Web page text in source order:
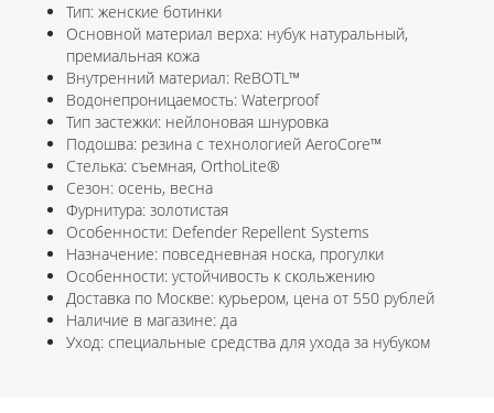
Тип: женские ботинки
Основной материал верха: нубук натуральный,
премиальная кожа
Внутренний материал: ReBOTL™
Водонепроницаемость: Waterproof
Тип застежки: нейлоновая шнуровка
Подошва: резина с технологией AeroCore™
Стелька: съемная, OrthoLite®
Сезон: осень, весна
Фурнитура: золотистая
Особенности: Defender Repellent Systems
Назначение: повседневная носка, прогулки
Особенности: устойчивость к скольжению
Доставка по Москве: курьером, цена от 550 рублей
Наличие в магазине: да
Уход: специальные средства для ухода за нубуком